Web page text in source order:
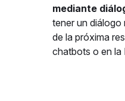
mediante
tener un diálogo
de la próxima
chatbots o en la